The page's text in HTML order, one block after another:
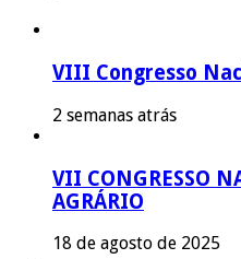
VIII Congresso
2 semanas atrás
VII CONGRESSO
AGRÁRIO
18 de agosto de 2025